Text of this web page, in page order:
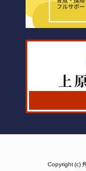
Copyright (c)